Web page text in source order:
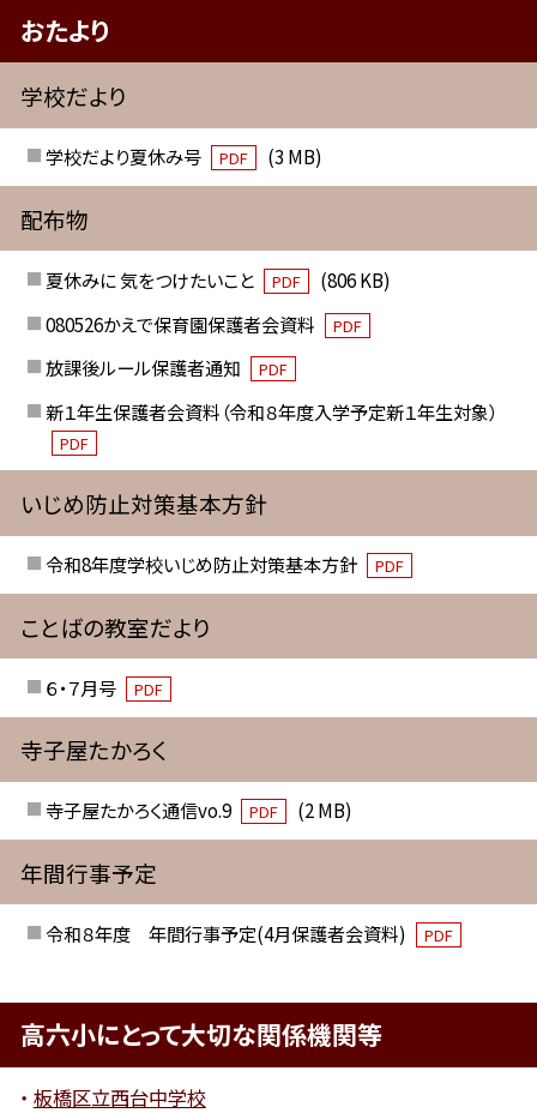
おたより
学校だより
学校だより夏休み号 PDF (3 MB)
配布物
夏休みに 気をつけたいこと PDF
(806 KB)
080526かえで保育園保護者会資料
PDF
放課後ルール保護者通知 PDF
新１年生保護者会資料（令和８年度入学予定新１年生対象）
PDF
いじめ防止対策基本方針
令和8年度学校いじめ防止対策基本方針 PDF
ことばの教室だより
６・７月号 PDF
寺子屋たかろく
寺子屋たかろく通信vo.9 PDF (2 MB)
年間行事予定
令和８年度 年間行事予定(4月保護者会資料) PDF
高六小にとって大切な関係機関等
板橋区立西台中学校